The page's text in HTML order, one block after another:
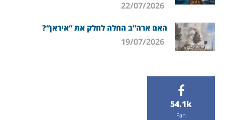
האם ארה”ב החלה לחלק את “איראן”?
54.1k
Fan